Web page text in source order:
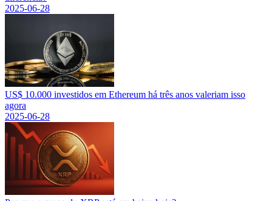
2025-06-28
US$ 10.000 investidos em Ethereum há três anos valeriam isso
agora
2025-06-28